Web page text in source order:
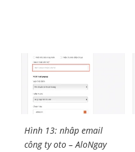
Hình 13: nhâp email
công ty oto – AloNgay